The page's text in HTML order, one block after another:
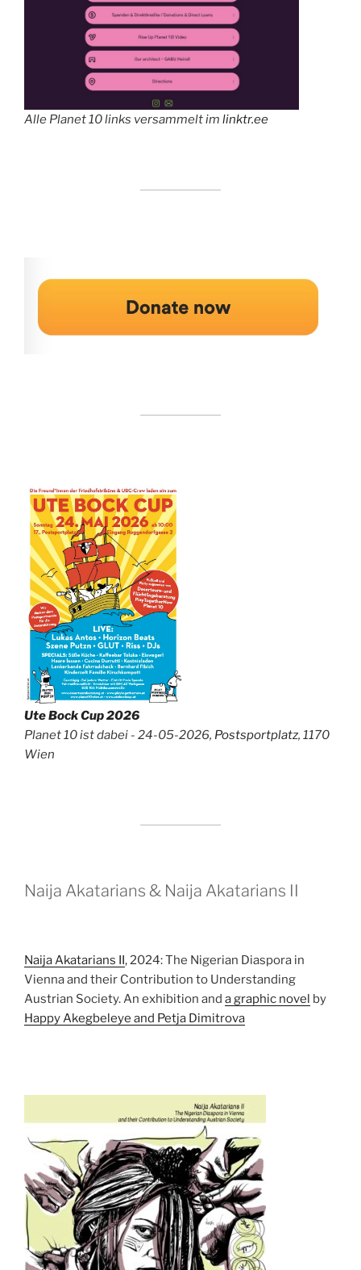
Alle Planet 10 links versammelt im linktr.ee
Ute Bock Cup 2026
Planet 10 ist dabei - 24-05-2026, Postsportplatz, 1170
Wien
Naija Akatarians & Naija Akatarians II
Naija Akatarians II, 2024: The Nigerian Diaspora in
Vienna and their Contribution to Understanding
Austrian Society. An exhibition and a graphic novel by
Happy Akegbeleye and Petja Dimitrova